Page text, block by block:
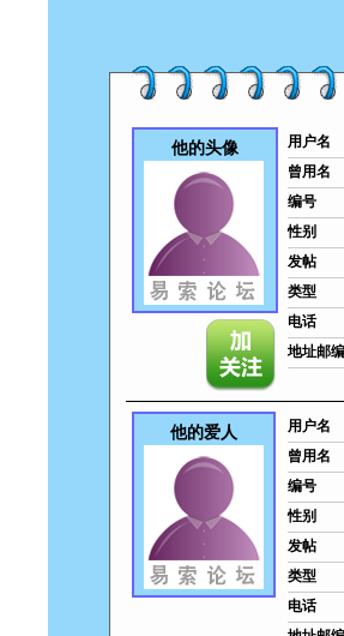
他的头像 用户名
曾用名
编号
性别
发帖
类型
电话
地址邮编
他的爱人
用户名
曾用名
编号
性别
发帖
类型
电话